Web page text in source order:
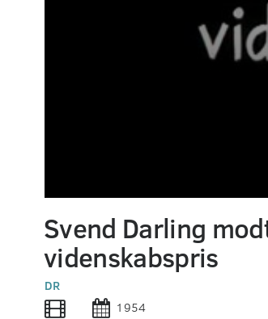
of
0
secondsVolume
90%
Svend Darling
videnskabspris
DR
1954